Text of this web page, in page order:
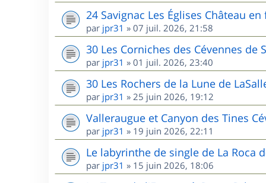
24 Savignac Les Églises Château en
par jpr31 » 07 juil. 2026, 21:58
30 Les Corniches des Cévennes de
par jpr31 » 01 juil. 2026, 23:40
30 Les Rochers de la Lune de
par jpr31 » 25 juin 2026, 19:12
Valleraugue et Canyon des Tines
par jpr31 » 19 juin 2026, 22:11
Le labyrinthe de single de La Roca
par jpr31 » 15 juin 2026, 18:06